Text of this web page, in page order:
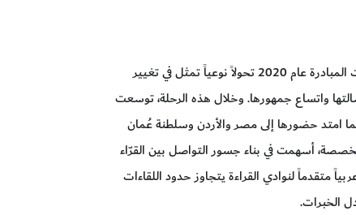
ومع اتساع قاعدة المشاركين وتنوع اهتماماتهم، شهدت المبادرة عام 2020 تحولاً نوعياً تمثل في تغيير
واتساع جمهورها. وخلال هذه الرحلة، توسعت
امتد حضورها إلى مصر والأردن وسلطنة عُمان
معرفية متخصصة، أسهمت في بناء جسور التواصل بين القرّاء
متقدماً لنوادي القراءة يتجاوز حدود اللقاءات
الخبرات.